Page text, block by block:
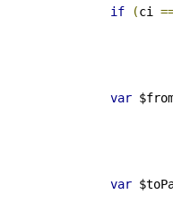
if (ci
var
var